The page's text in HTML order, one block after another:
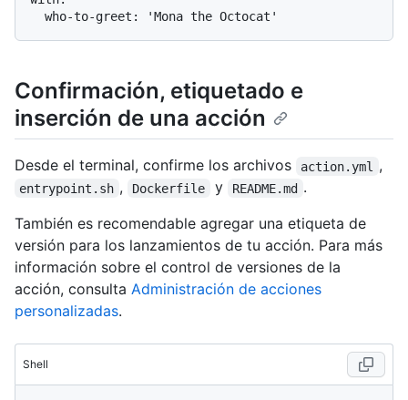
Confirmación, etiquetado e
inserción de una acción
Desde el terminal, confirme los archivos action.yml ,
entrypoint.sh , Dockerfile y README.md .
También es recomendable agregar una etiqueta de
versión para los lanzamientos de tu acción. Para más
información sobre el control de versiones de la
acción, consulta Administración de acciones
personalizadas.
Shell